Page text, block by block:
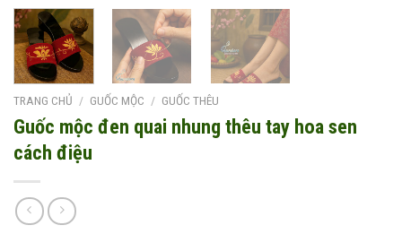
TRANG CHỦ / GUỐC MỘC / GUỐC THÊU
Guốc mộc đen quai nhung thêu tay hoa sen
cách điệu